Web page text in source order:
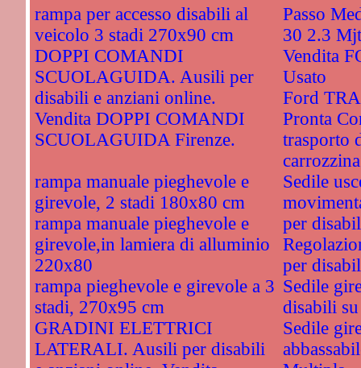
rampa per accesso disabili al
veicolo 3 stadi 270x90 cm
DOPPI COMANDI
SCUOLAGUIDA. Ausili per
disabili e anziani online.
Vendita DOPPI COMANDI
SCUOLAGUIDA Firenze.
rampa manuale pieghevole e
girevole, 2 stadi 180x80 cm
rampa manuale pieghevole e
girevole,in lamiera di alluminio
220x80
rampa pieghevole e girevole a 3
stadi, 270x95 cm
GRADINI ELETTRICI
LATERALI. Ausili per disabili
Passo
30 2.3
Vendita
Usato
Ford
Pronta
trasporto
carrozzina
Sedile
per
per
Sedile
disabili
Sedile